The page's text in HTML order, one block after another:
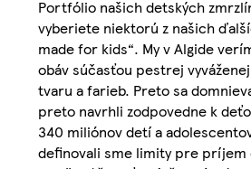
Portfólio našich detských
vyberiete niektorú z našich
made for kids“. My v Algide
obáv súčasťou pestrej
tvaru a farieb. Preto sa
preto navrhli zodpovedne k
340 miliónov detí a
definovali sme limity pre príjem